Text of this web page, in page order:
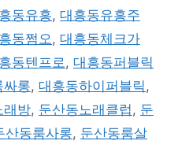
동유흥, 대흥동유흥주
동쩜오, 대흥동체크가
동텐프로, 대흥동퍼블릭
싸롱, 대흥동하이퍼블릭,
래방, 둔산동노래클럽, 둔
산동룸사롱, 둔산동룸살